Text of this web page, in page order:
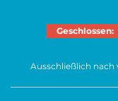
Klicken, um
Geschlossen:
Ausschließlich nach